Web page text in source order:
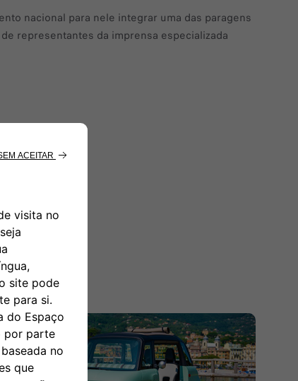
nacional para nele integrar uma das paragens
representantes da imprensa especializada